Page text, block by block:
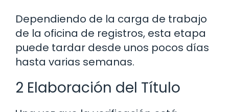
Dependiendo de la carga de trabajo
de la oficina de registros, esta etapa
puede tardar desde unos pocos días
hasta varias semanas.
2 Elaboración del Título